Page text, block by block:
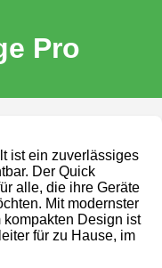
Pro
ist ein zuverlässiges
Der Quick
alle, die ihre Geräte
Mit modernster
Design ist
für zu Hause, im